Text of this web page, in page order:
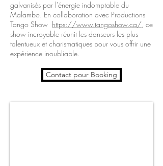
galvanisés par l'énergie indomptable du
Malambo. En collaboration avec Productions
Tango Show https://www.tangoshow.ca/, ce
show incroyable réunit les danseurs les plus
talentueux et charismatiques pour vous offrir une
expérience inoubliable.
Contact pour Booking